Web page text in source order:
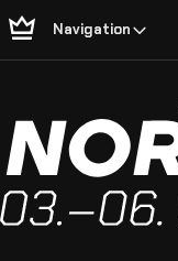
Navigation